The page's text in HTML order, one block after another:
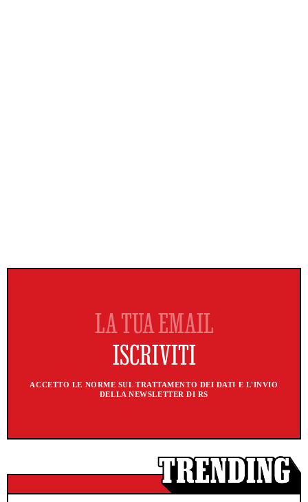
ACCETTO LE NORME SUL TRATTAMENTO DEI DATI E L'INVIO
DELLA NEWSLETTER DI RS